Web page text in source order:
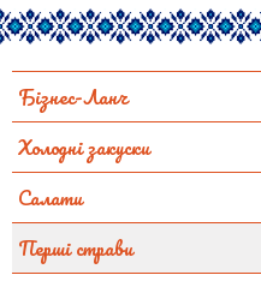
Бізнес-Ланч
Холодні закуски
Салати
Перші страви